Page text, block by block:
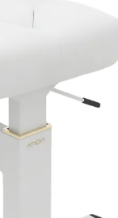
その他楽器
鍵盤ハーモニカ
リコーダー